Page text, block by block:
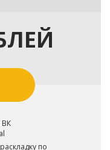
(Prod. By ILIXX)
ВК
по